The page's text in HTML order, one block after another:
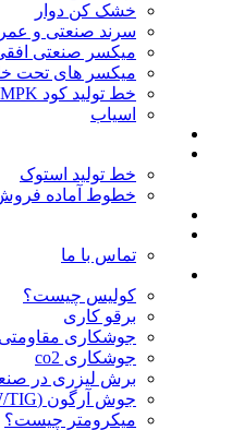
خشک کن دوار
سرند صنعتی و
میکسر صنعتی
میکسر های تحت
خط تولید کود MPK – کود کمپوست – اوره فسفات
اسیاب
خط تولید استوک
خطوط آماده
تماس با ما
کولیس چیست؟
برقو کاری
جوشکاری
جوشکاری co2
برش لیزری در
جوش آرگون (GTAW/TIG): اصول، کاربردها و نکات مهم
میکرومتر چیست؟